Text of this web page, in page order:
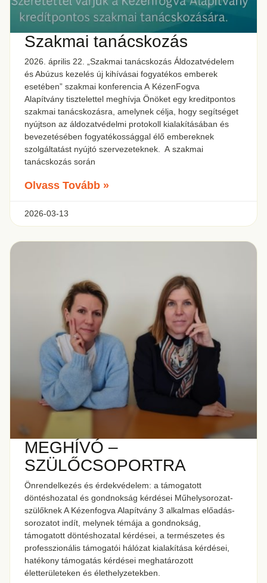
Szakmai tanácskozás
2026. április 22. „Szakmai tanácskozás Áldozatvédelem
és Abúzus kezelés új kihívásai fogyatékos emberek
esetében” szakmai konferencia A KézenFogva
Alapítvány tisztelettel meghívja Önöket egy kreditpontos
szakmai tanácskozásra, amelynek célja, hogy segítséget
nyújtson az áldozatvédelmi protokoll kialakításában és
bevezetésében fogyatékossággal élő embereknek
szolgáltatást nyújtó szervezeteknek. A szakmai
tanácskozás során
Olvass Tovább »
2026-03-13
MEGHÍVÓ –
SZÜLŐCSOPORTRA
Önrendelkezés és érdekvédelem: a támogatott
döntéshozatal és gondnokság kérdései Műhelysorozat-
szülőknek A Kézenfogva Alapítvány 3 alkalmas előadás-
sorozatot indít, melynek témája a gondnokság,
támogatott döntéshozatal kérdései, a természetes és
professzionális támogatói hálózat kialakítása kérdései,
hatékony támogatás kérdései meghatározott
életterületeken és élethelyzetekben.